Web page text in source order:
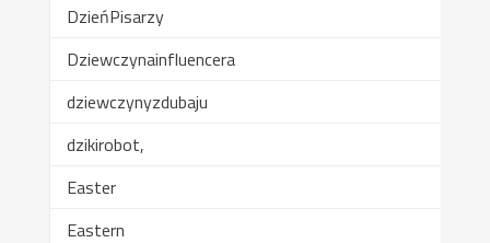
DzieńPisarzy
Dziewczynainfluencera
dziewczynyzdubaju
dzikirobot,
Easter
Eastern